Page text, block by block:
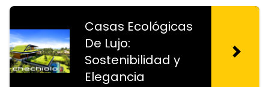
Casas Ecológicas
De Lujo:
Sostenibilidad y
Elegancia